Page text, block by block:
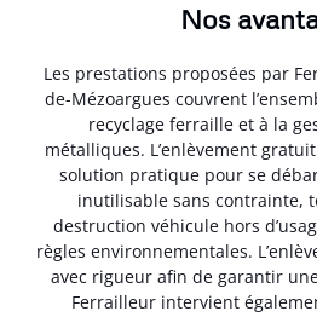
Nos
Les prestations proposées par
de-Mézoargues couvrent
recyclage ferraille et à la
métalliques. L’enlèvement
solution pratique pour se
inutilisable sans contrainte,
destruction véhicule hors
règles environnementales.
avec rigueur afin de garantir
Ferrailleur intervient